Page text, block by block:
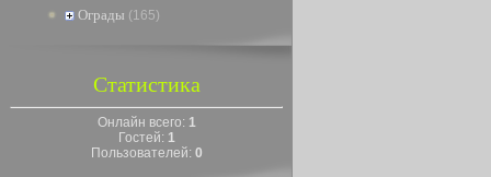
Ограды (165)
Статистика
Онлайн всего: 1
Гостей: 1
Пользователей: 0